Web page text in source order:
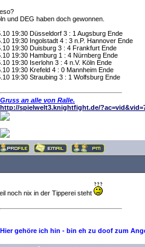
und DEG haben doch gewonnen.
19:30 Düsseldorf 3 : 1 Augsburg Ende
19:30 Ingolstadt 4 : 3 n.P. Hannover Ende
19:30 Duisburg 3 : 4 Frankfurt Ende
19:30 Hamburg 1 : 4 Nürnberg Ende
19:30 Iserlohn 3 : 4 n.V. Köln Ende
19:30 Krefeld 4 : 0 Mannheim Ende
19:30 Straubing 3 : 1 Wolfsburg Ende
Gruss an alle von Ralle.
http://spielwelt3.knightfight.de/
noch nix in der Tipperei steht
Hier gehöre ich hin - bin eh zu doof zum